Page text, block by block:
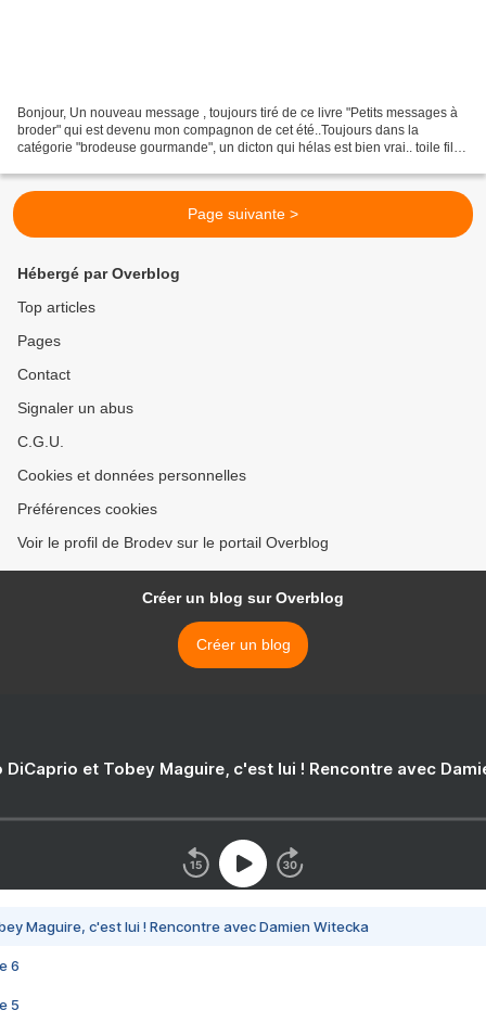
Bonjour, Un nouveau message , toujours tiré de ce livre "Petits messages à
broder" qui est devenu mon compagnon de cet été..Toujours dans la
catégorie "brodeuse gourmande", un dicton qui hélas est bien vrai.. toile fils
Page suivante >
Hébergé par Overblog
Top articles
Pages
Contact
Signaler un abus
C.G.U.
Cookies et données personnelles
Préférences cookies
Voir le profil de Brodev sur le portail Overblog
Créer un blog sur Overblog
Créer un blog
DiCaprio et Tobey Maguire, c'est lui ! Rencontre avec
Maguire, c'est lui ! Rencontre avec Damien Witecka
6
5